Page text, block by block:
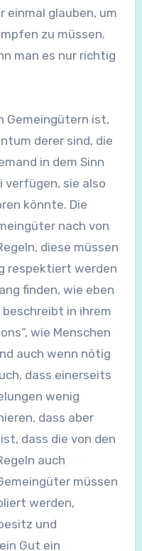
einmal glauben, um
zu müssen.
man es nur richtig
Gemeingütern ist,
derer sind, die
in dem Sinn
verfügen, sie also
könnte. Die
nach von
diese müssen
respektiert werden
finden, wie eben
beschreibt in ihrem
wie Menschen
auch wenn nötig
dass einerseits
wenig
dass aber
dass die von den
auch
müssen
werden,
und
Gut ein